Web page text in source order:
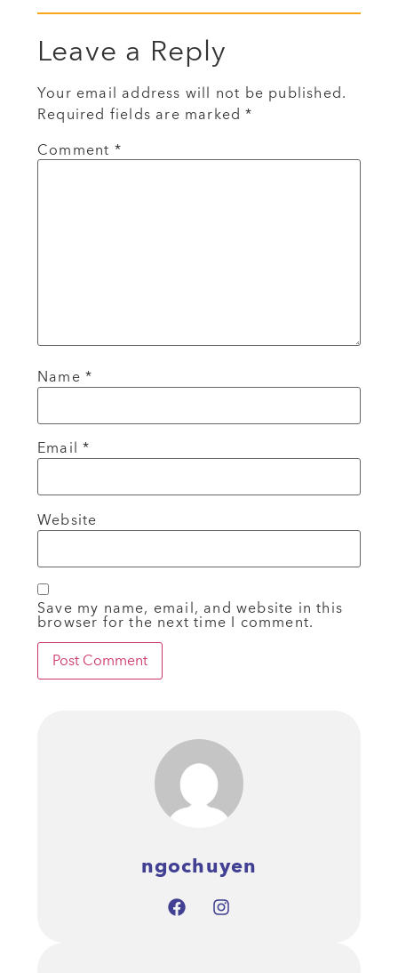
Leave a Reply
Your email address will not be published.
Required fields are marked*
Comment *
Name *
Email*
Website
Save my name, email, and website in this
browser for the next time I comment.
ngochuyen